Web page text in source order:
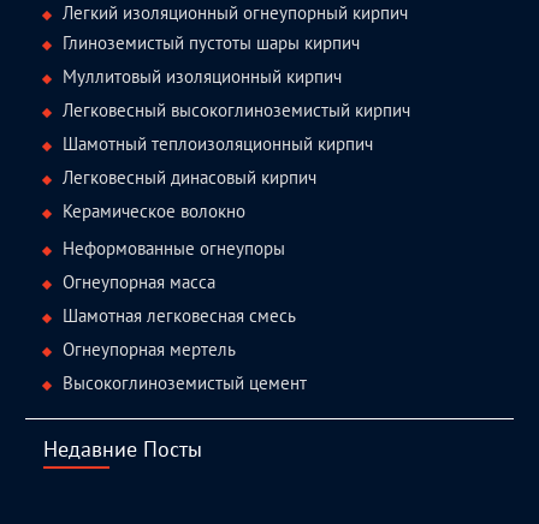
Легкий изоляционный огнеупорный кирпич
Глиноземистый пустоты шары кирпич
Муллитовый изоляционный кирпич
Легковесный высокоглиноземистый кирпич
Шамотный теплоизоляционный кирпич
Легковесный динасовый кирпич
Керамическое волокно
Неформованные огнеупоры
Огнеупорная масса
Шамотная легковесная смесь
Огнеупорная мертель
Высокоглиноземистый цемент
Недавние Посты